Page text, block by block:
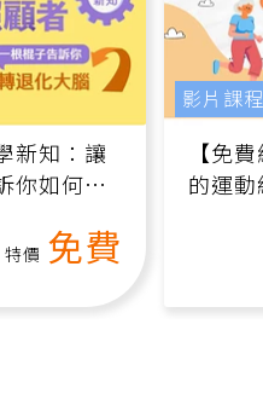
新知：讓
你如何逆
音課）
免費
【免
的運
增肌
影片課